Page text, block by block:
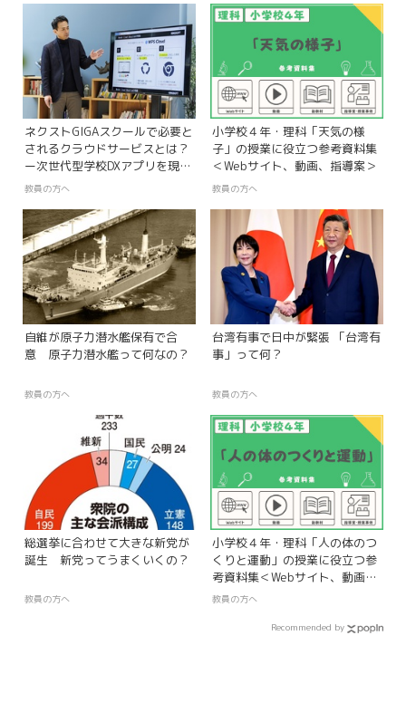
ネクストGIGAスクールで必要と
されるクラウドサービスとは？
ー次世代型学校DXアプリを現役
教員が実体験ー
教員の方へ
小学校４年・理科「天気の様
子」の授業に役立つ参考資料集
＜Webサイト、動画、指導案＞
教員の方へ
自維が原子力潜水艦保有で合
意 原子力潜水艦って何なの？
教員の方へ
台湾有事で日中が緊張 「台湾有
事」って何？
教員の方へ
総選挙に合わせて大きな新党が
誕生 新党ってうまくいくの？
教員の方へ
小学校４年・理科「人の体のつ
くりと運動」の授業に役立つ参
考資料集＜Webサイト、動画、
指導案＞
教員の方へ
Recommended by